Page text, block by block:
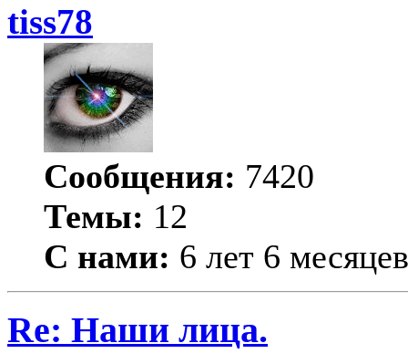
tiss78
Сообщения: 7420
Темы: 12
С нами: 6 лет 6 месяцев
Re: Наши лица.